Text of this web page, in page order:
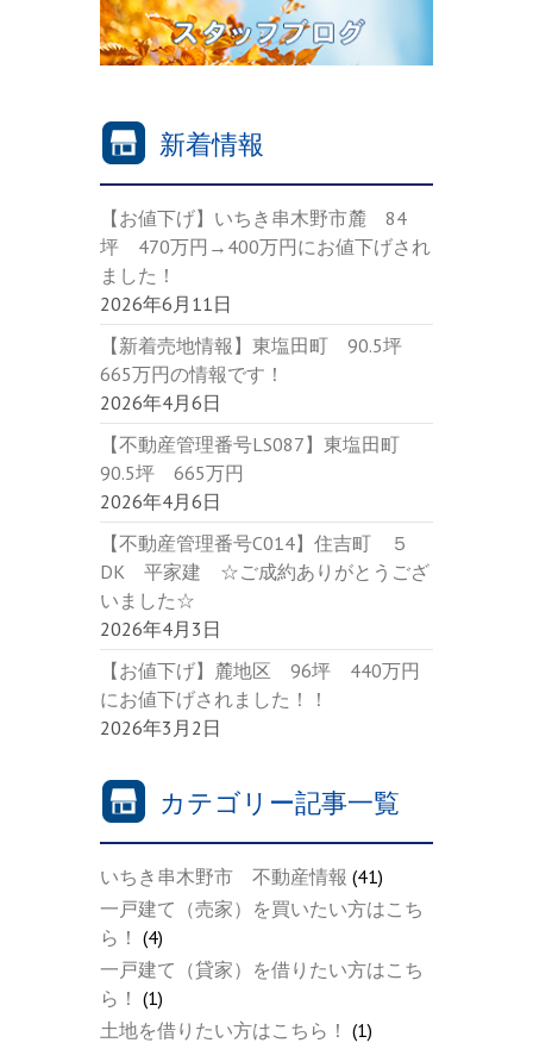
新着情報
【お値下げ】いちき串木野市麓 84
坪 470万円→400万円にお値下げされ
ました！
2026年6月11日
【新着売地情報】東塩田町 90.5坪
665万円の情報です！
2026年4月6日
【不動産管理番号LS087】東塩田町
90.5坪 665万円
2026年4月6日
【不動産管理番号C014】住吉町 ５
DK 平家建 ☆ご成約ありがとうござ
いました☆
2026年4月3日
【お値下げ】麓地区 96坪 440万円
にお値下げされました！！
2026年3月2日
カテゴリー記事一覧
いちき串木野市 不動産情報 (41)
一戸建て（売家）を買いたい方はこち
ら！ (4)
一戸建て（貸家）を借りたい方はこち
ら！ (1)
土地を借りたい方はこちら！ (1)